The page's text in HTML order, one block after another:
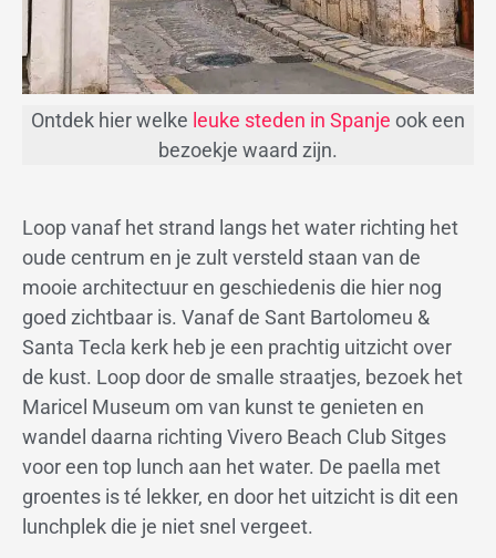
Ontdek hier welke leuke steden in Spanje ook een
bezoekje waard zijn.
Loop vanaf het strand langs het water richting het
oude centrum en je zult versteld staan van de
mooie architectuur en geschiedenis die hier nog
goed zichtbaar is. Vanaf de Sant Bartolomeu &
Santa Tecla kerk heb je een prachtig uitzicht over
de kust. Loop door de smalle straatjes, bezoek het
Maricel Museum om van kunst te genieten en
wandel daarna richting Vivero Beach Club Sitges
voor een top lunch aan het water. De paella met
groentes is té lekker, en door het uitzicht is dit een
lunchplek die je niet snel vergeet.